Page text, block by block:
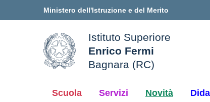
Ministero dell'Istruzione e del Merito
della scuola
Istituto Superiore
Enrico Fermi
Bagnara (RC)
Scuola Servizi Novità